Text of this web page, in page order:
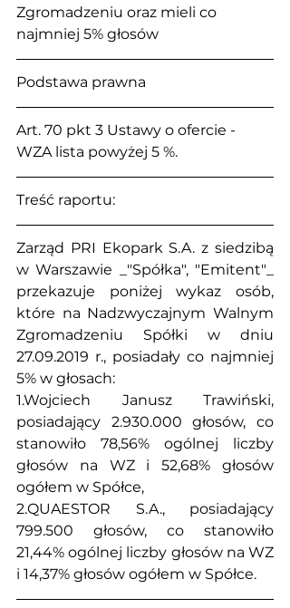
Zgromadzeniu oraz mieli co
najmniej 5% głosów
Podstawa prawna
Art. 70 pkt 3 Ustawy o ofercie -
WZA lista powyżej 5 %.
Treść raportu:
Zarząd PRI Ekopark S.A. z siedzibą
w Warszawie _"Spółka", "Emitent"_
przekazuje poniżej wykaz osób,
które na Nadzwyczajnym Walnym
Zgromadzeniu Spółki w dniu
27.09.2019 r., posiadały co najmniej
5% w głosach:
1.Wojciech Janusz Trawiński,
posiadający 2.930.000 głosów, co
stanowiło 78,56% ogólnej liczby
głosów na WZ i 52,68% głosów
ogółem w Spółce,
2.QUAESTOR S.A., posiadający
799.500 głosów, co stanowiło
21,44% ogólnej liczby głosów na WZ
i 14,37% głosów ogółem w Spółce.